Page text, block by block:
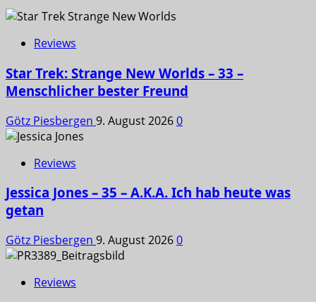
Reviews
Star Trek: Strange New Worlds – 33 –
Menschlicher bester Freund
Götz Piesbergen 9. August 20260
Reviews
Jessica Jones – 35 – A.K.A. Ich hab heute was
getan
Götz Piesbergen 9. August 20260
Reviews